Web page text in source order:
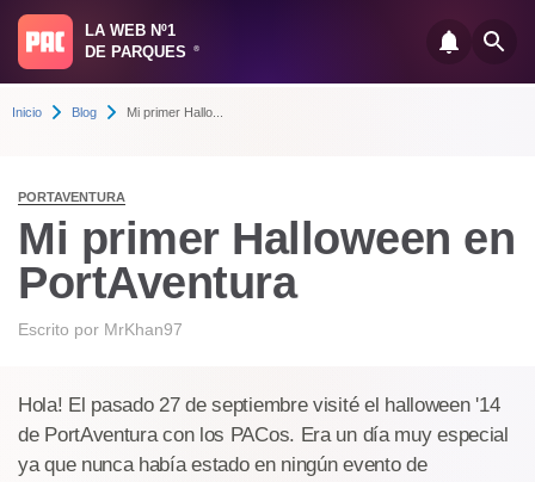
LA WEB Nº1
DE PARQUES
®
Inicio Blog Mi primer Hallo...
PORTAVENTURA
Mi primer Halloween en
PortAventura
Escrito por MrKhan97
Hola! El pasado 27 de septiembre visité el halloween '14
de PortAventura con los PACos. Era un día muy especial
ya que nunca había estado en ningún evento de